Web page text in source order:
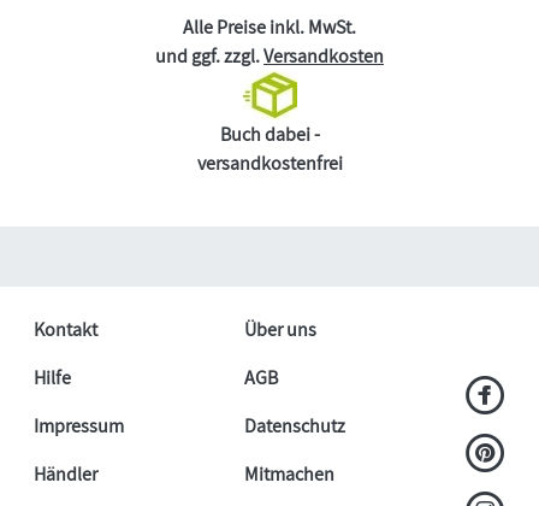
Alle Preise inkl. MwSt.
und ggf. zzgl.Versandkosten
Buch dabei -
versandkostenfrei
Kontakt
Über uns
Hilfe
AGB
Impressum
Datenschutz
Händler
Mitmachen